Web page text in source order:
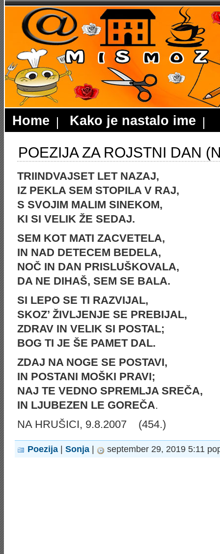
Home Kako je nastalo ime
POEZIJA ZA ROJSTNI DAN
TRIINDVAJSET LET NAZAJ,
IZ PEKLA SEM STOPILA V RAJ,
S SVOJIM MALIM SINEKOM,
KI SI VELIK ŽE SEDAJ.
SEM KOT MATI ZACVETELA,
IN NAD DETECEM BEDELA,
NOČ IN DAN PRISLUŠKOVALA,
DA NE DIHAŠ, SEM SE BALA.
SI LEPO SE TI RAZVIJAL,
SKOZ’ ŽIVLJENJE SE PREBIJAL,
ZDRAV IN VELIK SI POSTAL;
BOG TI JE ŠE PAMET DAL.
ZDAJ NA NOGE SE POSTAVI,
IN POSTANI MOŠKI PRAVI;
NAJ TE VEDNO SPREMLJA SREČA,
IN LJUBEZEN LE GOREČA.
NA HRUŠICI, 9.8.2007 (454.)
Poezija Sonja september 29, 2019 5:11